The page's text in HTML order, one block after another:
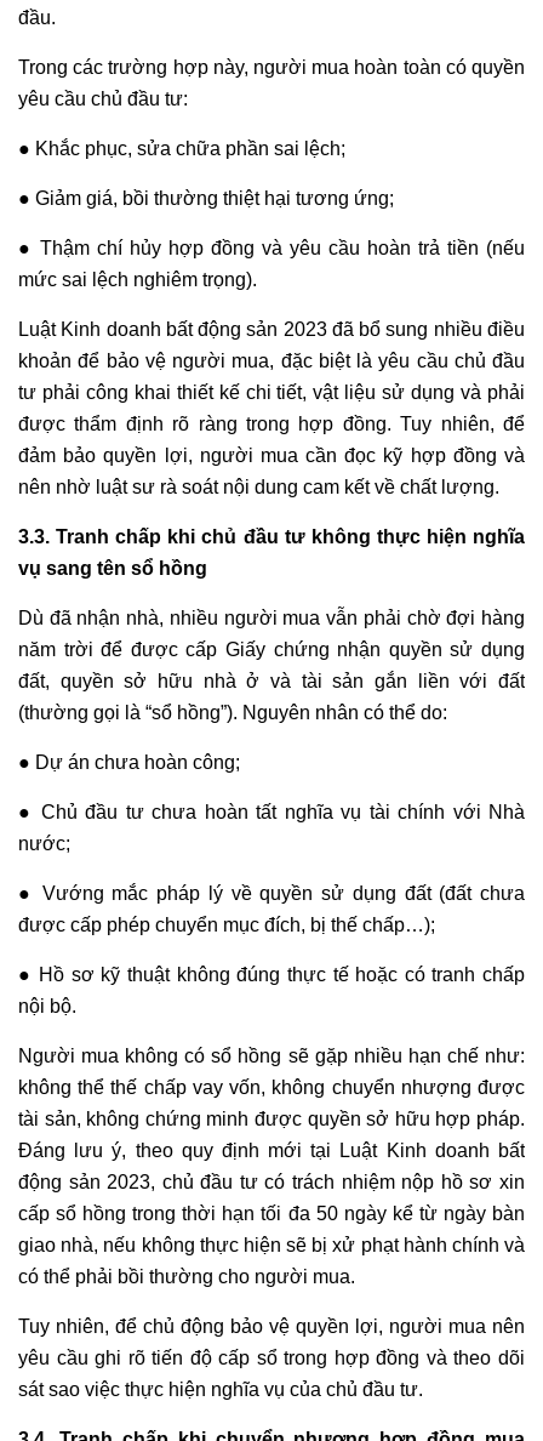
đầu.
Trong các trường hợp này, người mua hoàn toàn có quyền
yêu cầu chủ đầu tư:
● Khắc phục, sửa chữa phần sai lệch;
● Giảm giá, bồi thường thiệt hại tương ứng;
● Thậm chí hủy hợp đồng và yêu cầu hoàn trả tiền (nếu
mức sai lệch nghiêm trọng).
Luật Kinh doanh bất động sản 2023 đã bổ sung nhiều điều
khoản để bảo vệ người mua, đặc biệt là yêu cầu chủ đầu
tư phải công khai thiết kế chi tiết, vật liệu sử dụng và phải
được thẩm định rõ ràng trong hợp đồng. Tuy nhiên, để
đảm bảo quyền lợi, người mua cần đọc kỹ hợp đồng và
nên nhờ luật sư rà soát nội dung cam kết về chất lượng.
3.3. Tranh chấp khi chủ đầu tư không thực hiện nghĩa
vụ sang tên sổ hồng
Dù đã nhận nhà, nhiều người mua vẫn phải chờ đợi hàng
năm trời để được cấp Giấy chứng nhận quyền sử dụng
đất, quyền sở hữu nhà ở và tài sản gắn liền với đất
(thường gọi là “sổ hồng”). Nguyên nhân có thể do:
● Dự án chưa hoàn công;
● Chủ đầu tư chưa hoàn tất nghĩa vụ tài chính với Nhà
nước;
● Vướng mắc pháp lý về quyền sử dụng đất (đất chưa
được cấp phép chuyển mục đích, bị thế chấp…);
● Hồ sơ kỹ thuật không đúng thực tế hoặc có tranh chấp
nội bộ.
Người mua không có sổ hồng sẽ gặp nhiều hạn chế như:
không thể thế chấp vay vốn, không chuyển nhượng được
tài sản, không chứng minh được quyền sở hữu hợp pháp.
Đáng lưu ý, theo quy định mới tại Luật Kinh doanh bất
động sản 2023, chủ đầu tư có trách nhiệm nộp hồ sơ xin
cấp sổ hồng trong thời hạn tối đa 50 ngày kể từ ngày bàn
giao nhà, nếu không thực hiện sẽ bị xử phạt hành chính và
có thể phải bồi thường cho người mua.
Tuy nhiên, để chủ động bảo vệ quyền lợi, người mua nên
yêu cầu ghi rõ tiến độ cấp sổ trong hợp đồng và theo dõi
sát sao việc thực hiện nghĩa vụ của chủ đầu tư.